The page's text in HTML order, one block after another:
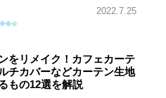
2022.7.25
をリメイク！カフェカーテ
チカバーなどカーテン生地
もの12選を解説